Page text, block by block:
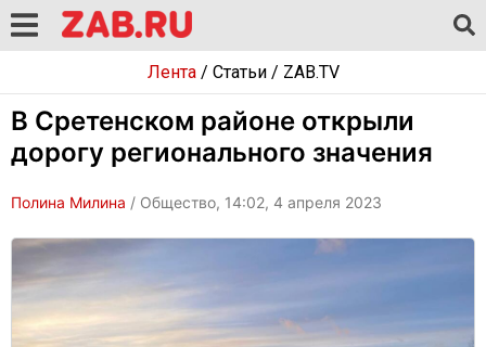
Лента/ Статьи/ ZAB.TV
В Сретенском районе открыли
дорогу регионального значения
Полина Милина / Общество, 14:02, 4 апреля 2023